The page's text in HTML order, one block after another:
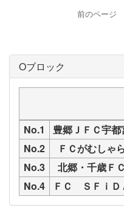
前のページ
Oブロック
No.1
豊郷ＪＦＣ宇都
No.2
ＦＣがむしゃら
No.3
北郷・千歳ＦＣ
No.4
ＦＣ ＳＦｉＤ